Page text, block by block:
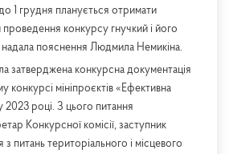
до 1 грудня планується отримати
проведення конкурсу гнучкий і його
пояснення Людмила Немикіна.
затверджена конкурсна документація
конкурсі мініпроєктів «Ефективна
2023 році. З цього питання
Конкурсної комісії, заступник
з питань територіального і місцевого